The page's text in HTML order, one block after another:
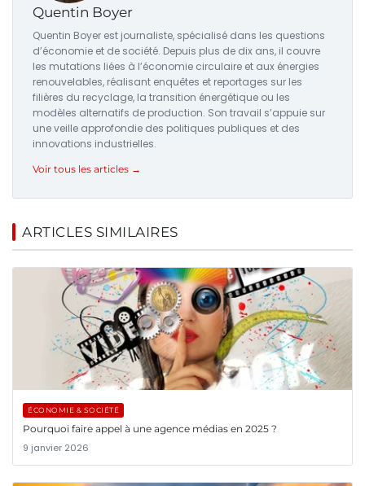
Quentin Boyer
Quentin Boyer est journaliste, spécialisé dans les questions
d’économie et de société. Depuis plus de dix ans, il couvre
les mutations liées à l’économie circulaire et aux énergies
renouvelables, réalisant enquêtes et reportages sur les
filières du recyclage, la transition énergétique ou les
modèles alternatifs de production. Son travail s’appuie sur
une veille approfondie des politiques publiques et des
innovations industrielles.
Voir tous les articles →
ARTICLES SIMILAIRES
ÉCONOMIE & SOCIÉTÉ
Pourquoi faire appel à une agence médias en 2025 ?
9 janvier 2026